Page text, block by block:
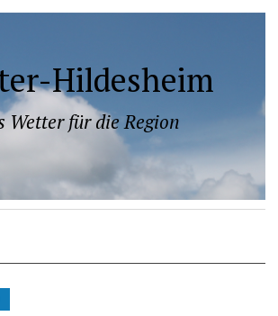
Hildesheim
Wetter für die Region